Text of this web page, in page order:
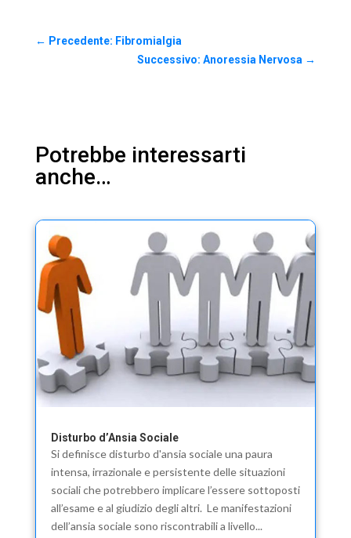
← Precedente: Fibromialgia
Successivo: Anoressia Nervosa →
Potrebbe interessarti
anche…
Disturbo d’Ansia Sociale
Si definisce disturbo d'ansia sociale una paura
intensa, irrazionale e persistente delle situazioni
sociali che potrebbero implicare l’essere sottoposti
all’esame e al giudizio degli altri. Le manifestazioni
dell’ansia sociale sono riscontrabili a livello...